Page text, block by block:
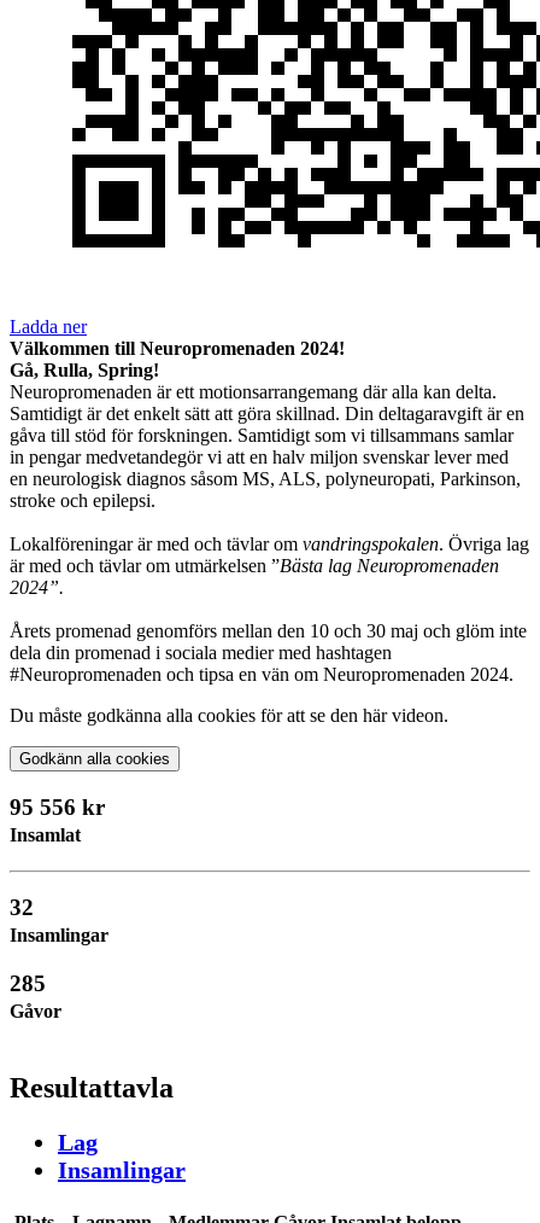
Ladda ner
Välkommen till Neuropromenaden 2024!
Gå, Rulla, Spring!
Neuropromenaden är ett motionsarrangemang där alla kan delta.
Samtidigt är det enkelt sätt att göra skillnad. Din deltagaravgift är en
gåva till stöd för forskningen. Samtidigt som vi tillsammans samlar
in pengar medvetandegör vi att en halv miljon svenskar lever med
en neurologisk diagnos såsom MS, ALS, polyneuropati, Parkinson,
stroke och epilepsi.
Lokalföreningar är med och tävlar om vandringspokalen. Övriga lag
är med och tävlar om utmärkelsen ”Bästa lag Neuropromenaden
2024”.
Årets promenad genomförs mellan den 10 och 30 maj och glöm inte
dela din promenad i sociala medier med hashtagen
#Neuropromenaden och tipsa en vän om Neuropromenaden 2024.
Du måste godkänna alla cookies för att se den här videon.
Godkänn alla cookies
95 556 kr
Insamlat
32
Insamlingar
285
Gåvor
Resultattavla
Lag
Insamlingar